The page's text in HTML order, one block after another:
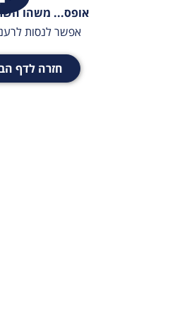
אופס... משהו
אפשר לנסות
חזרה לדף